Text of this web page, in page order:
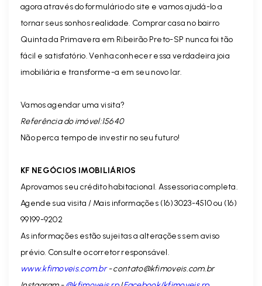
agora através do formulário do site e vamos ajudá-lo a
tornar seus sonhos realidade. Comprar casa no bairro
Quinta da Primavera em Ribeirão Preto-SP nunca foi tão
fácil e satisfatório. Venha conhecer essa verdadeira joia
imobiliária e transforme-a em seu novo lar.
Vamos agendar uma visita?
Referência do imóvel:15640
Não perca tempo de investir no seu futuro!
KF NEGÓCIOS IMOBILIÁRIOS
Aprovamos seu crédito habitacional. Assessoria completa.
Agende sua visita / Mais informações (16) 3023-4510 ou (16)
99199-9202
As informações estão sujeitas a alterações sem aviso
prévio. Consulte o corretor responsável.
www.kfimoveis.com.br-contato@kfimoveis.com.br